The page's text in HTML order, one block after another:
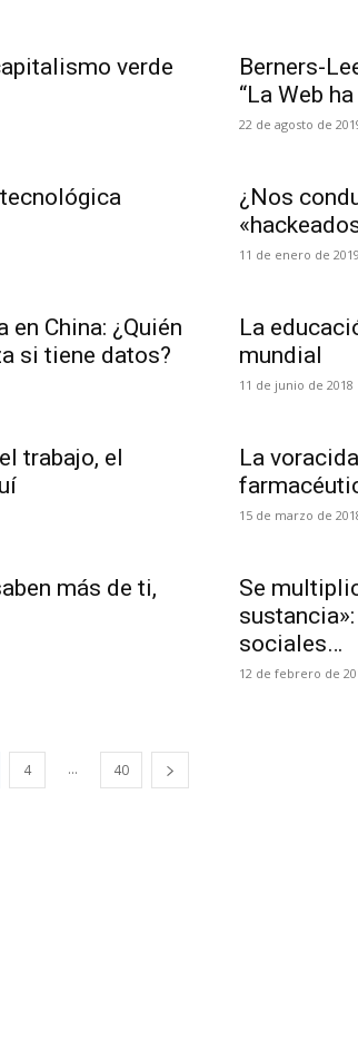
verde
Berners-
“La Web
22 de agosto de
¿Nos
11 de enero de 2019
en China: ¿Quién
si tiene datos?
La
mundial
11 de junio de 2018
trabajo, el
La
15 de marzo de
más de ti,
Se
sociales…
12 de febrero de
4 ... 40